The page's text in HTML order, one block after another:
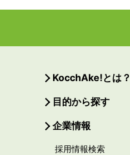
KocchAke!とは？
目的から探す
企業情報
採用情報検索